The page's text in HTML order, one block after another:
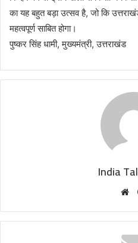
का यह बहुत बड़ा उत्सव है, जो कि
महत्वपूर्ण साबित होगा।
पुष्कर सिंह धामी, मुख्यमंत्री, उत्तराखंड
India